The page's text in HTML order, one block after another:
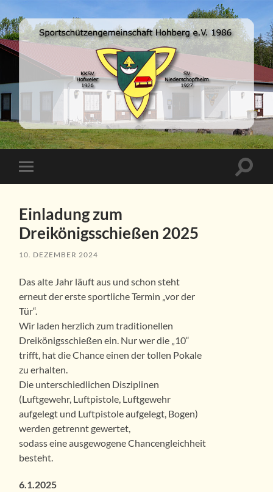
SSG-
Hohberg
e.V.
Mobile-
Menü
Einladung zum
Dreikönigsschießen 2025
10. DEZEMBER 2024
Das alte Jahr läuft aus und schon steht
erneut der erste sportliche Termin „vor der
Tür“.
Wir laden herzlich zum traditionellen
Dreikönigsschießen ein. Nur wer die „10“
trifft, hat die Chance einen der tollen Pokale
zu erhalten.
Die unterschiedlichen Disziplinen
(Luftgewehr, Luftpistole, Luftgewehr
aufgelegt und Luftpistole aufgelegt, Bogen)
werden getrennt gewertet,
sodass eine ausgewogene Chancengleichheit
besteht.
6.1.2025